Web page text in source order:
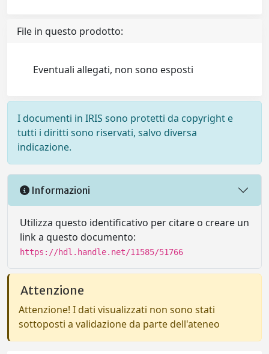
File in questo prodotto:
Eventuali allegati, non sono esposti
I documenti in IRIS sono protetti da copyright e
tutti i diritti sono riservati, salvo diversa
indicazione.
Informazioni
Utilizza questo identificativo per citare o creare un
link a questo documento:
https://hdl.handle.net/11585/51766
Attenzione
Attenzione! I dati visualizzati non sono stati
sottoposti a validazione da parte dell'ateneo